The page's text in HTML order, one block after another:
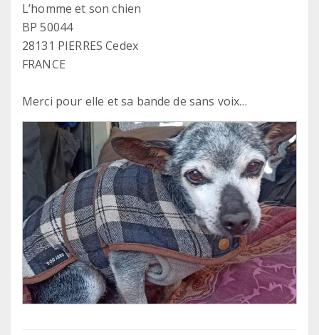
L’homme et son chien
BP 50044
28131 PIERRES Cedex
FRANCE
Merci pour elle et sa bande de sans voix…